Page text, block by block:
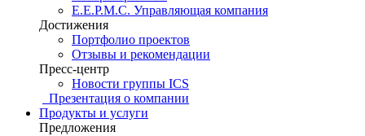
E.E.P.M.C. Управляющая компания
Достижения
Портфолио проектов
Отзывы и рекомендации
Пресс-центр
Новости группы ICS
Презентация о компании
Продукты и услуги
Предложения